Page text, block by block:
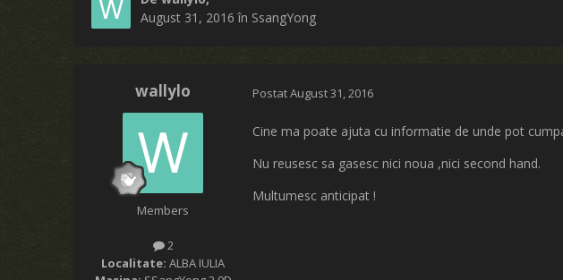
August 31, 2016 în SsangYong
wallylo
Members
2
Localitate: ALBA IULIA
PostatAugust 31, 2016
Cine ma poate ajuta cu informatie de unde pot
Nu reusesc sa gasesc nici noua ,nici second hand.
Multumesc anticipat !